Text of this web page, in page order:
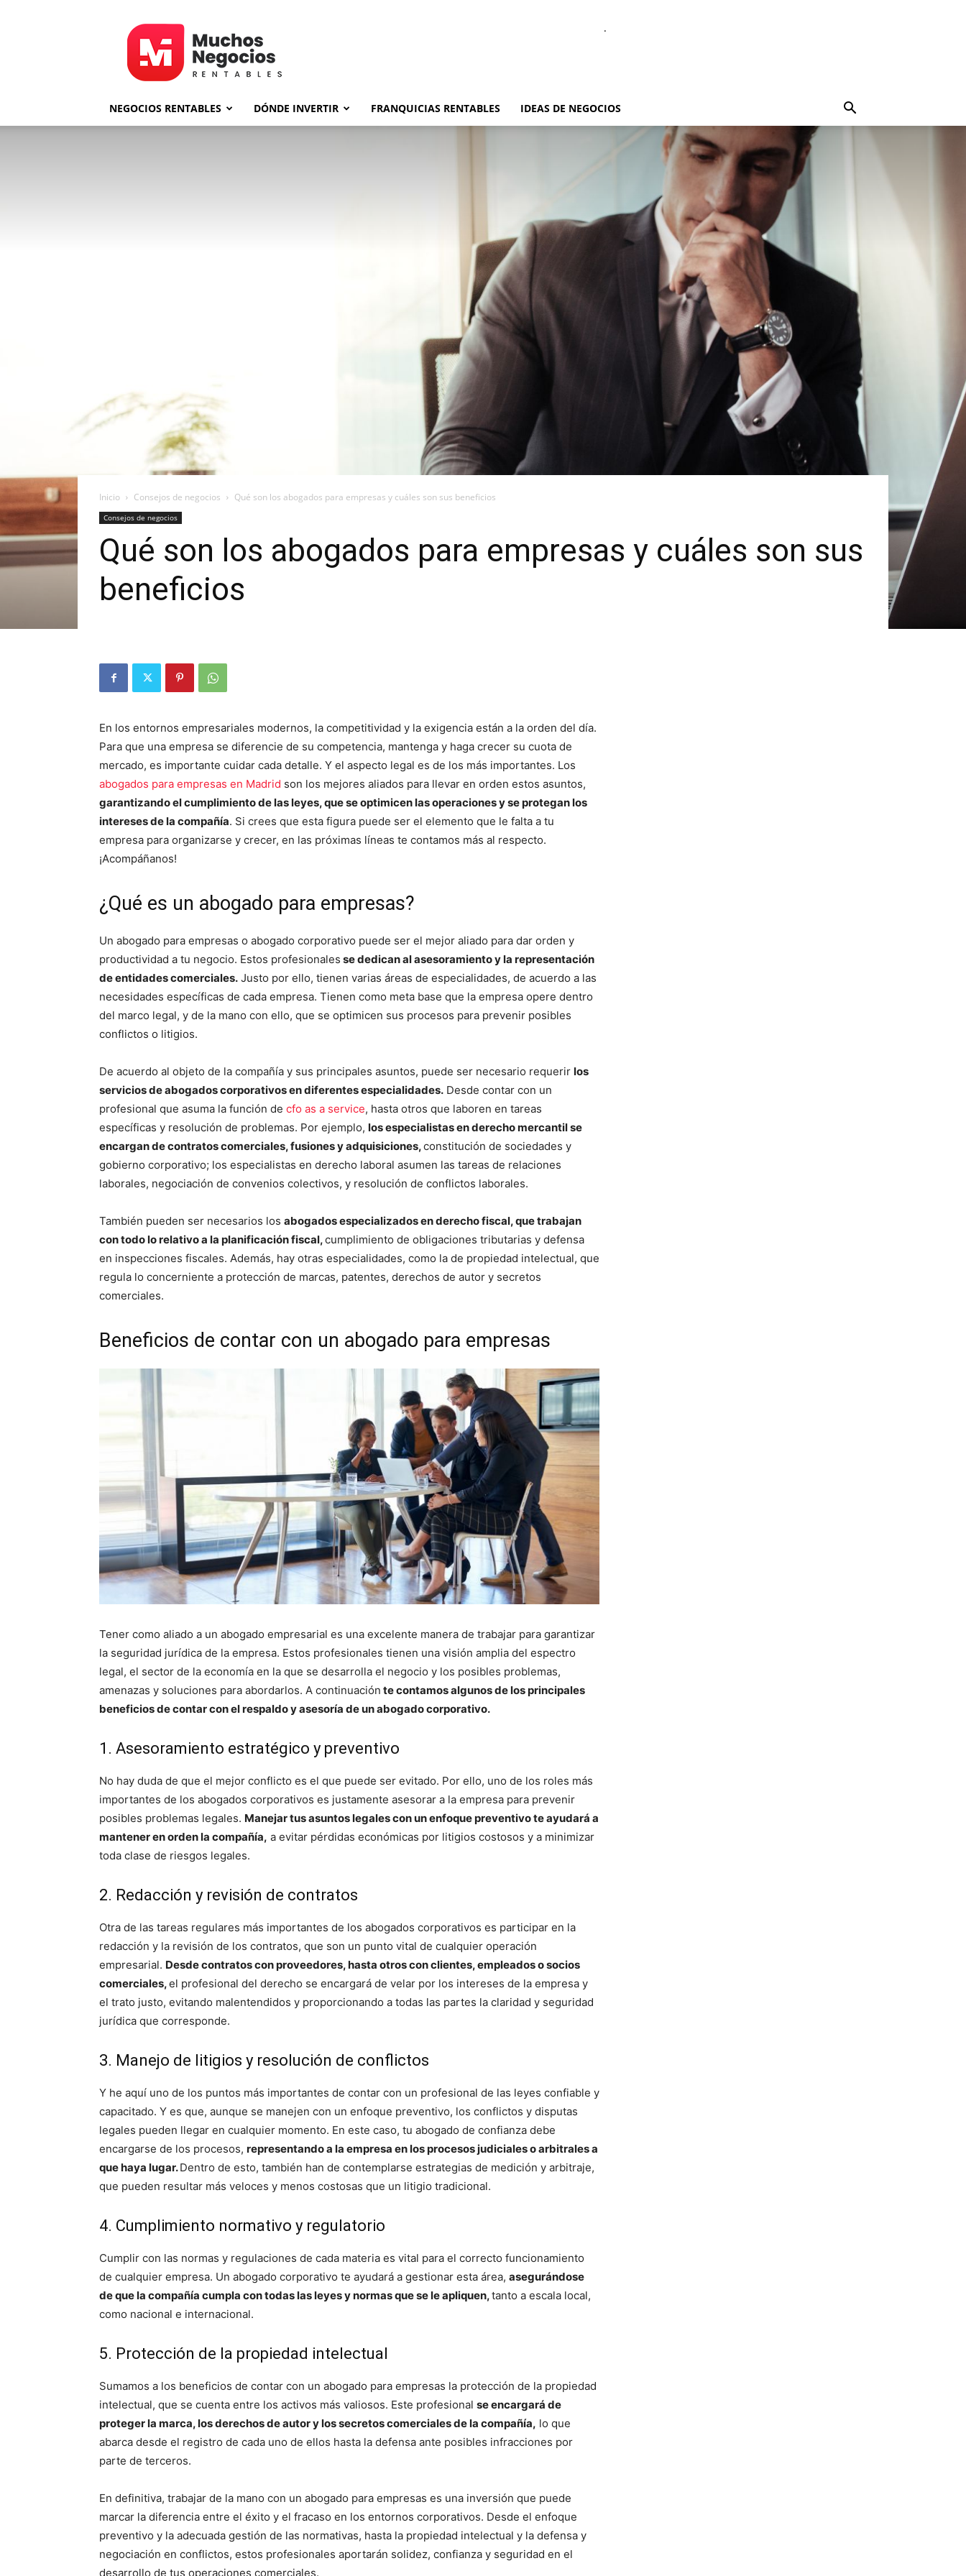
.
NEGOCIOS RENTABLES DÓNDE INVERTIR FRANQUICIAS RENTABLES IDEAS DE NEGOCIOS
Inicio Consejos de negocios Qué son los abogados para empresas y cuáles son sus beneficios
Consejos de negocios
Qué son los abogados para empresas y cuáles son sus
beneficios
En los entornos empresariales modernos, la competitividad y la exigencia están a la orden del día.
Para que una empresa se diferencie de su competencia, mantenga y haga crecer su cuota de
mercado, es importante cuidar cada detalle. Y el aspecto legal es de los más importantes. Los
abogados para empresas en Madrid son los mejores aliados para llevar en orden estos asuntos,
garantizando el cumplimiento de las leyes, que se optimicen las operaciones y se protegan los
intereses de la compañía. Si crees que esta figura puede ser el elemento que le falta a tu
empresa para organizarse y crecer, en las próximas líneas te contamos más al respecto.
¡Acompáñanos!
¿Qué es un abogado para empresas?
Un abogado para empresas o abogado corporativo puede ser el mejor aliado para dar orden y
productividad a tu negocio. Estos profesionales se dedican al asesoramiento y la representación
de entidades comerciales. Justo por ello, tienen varias áreas de especialidades, de acuerdo a las
necesidades específicas de cada empresa. Tienen como meta base que la empresa opere dentro
del marco legal, y de la mano con ello, que se optimicen sus procesos para prevenir posibles
conflictos o litigios.
De acuerdo al objeto de la compañía y sus principales asuntos, puede ser necesario requerir los
servicios de abogados corporativos en diferentes especialidades. Desde contar con un
profesional que asuma la función de cfo as a service, hasta otros que laboren en tareas
específicas y resolución de problemas. Por ejemplo, los especialistas en derecho mercantil se
encargan de contratos comerciales, fusiones y adquisiciones,constitución de sociedades y
gobierno corporativo; los especialistas en derecho laboral asumen las tareas de relaciones
laborales, negociación de convenios colectivos, y resolución de conflictos laborales.
También pueden ser necesarios los abogados especializados en derecho fiscal, que trabajan
con todo lo relativo a la planificación fiscal,cumplimiento de obligaciones tributarias y defensa
en inspecciones fiscales. Además, hay otras especialidades, como la de propiedad intelectual, que
regula lo concerniente a protección de marcas, patentes, derechos de autor y secretos
comerciales.
Beneficios de contar con un abogado para empresas
Tener como aliado a un abogado empresarial es una excelente manera de trabajar para garantizar
la seguridad jurídica de la empresa. Estos profesionales tienen una visión amplia del espectro
legal, el sector de la economía en la que se desarrolla el negocio y los posibles problemas,
amenazas y soluciones para abordarlos. A continuación te contamos algunos de los principales
beneficios de contar con el respaldo y asesoría de un abogado corporativo.
1. Asesoramiento estratégico y preventivo
No hay duda de que el mejor conflicto es el que puede ser evitado. Por ello, uno de los roles más
importantes de los abogados corporativos es justamente asesorar a la empresa para prevenir
posibles problemas legales. Manejar tus asuntos legales con un enfoque preventivo te ayudará a
mantener en orden la compañía, a evitar pérdidas económicas por litigios costosos y a minimizar
toda clase de riesgos legales.
2. Redacción y revisión de contratos
Otra de las tareas regulares más importantes de los abogados corporativos es participar en la
redacción y la revisión de los contratos, que son un punto vital de cualquier operación
empresarial. Desde contratos con proveedores, hasta otros con clientes, empleados o socios
comerciales,el profesional del derecho se encargará de velar por los intereses de la empresa y
el trato justo, evitando malentendidos y proporcionando a todas las partes la claridad y seguridad
jurídica que corresponde.
3. Manejo de litigios y resolución de conflictos
Y he aquí uno de los puntos más importantes de contar con un profesional de las leyes confiable y
capacitado. Y es que, aunque se manejen con un enfoque preventivo, los conflictos y disputas
legales pueden llegar en cualquier momento. En este caso, tu abogado de confianza debe
encargarse de los procesos, representando a la empresa en los procesos judiciales o arbitrales a
que haya lugar.Dentro de esto, también han de contemplarse estrategias de medición y arbitraje,
que pueden resultar más veloces y menos costosas que un litigio tradicional.
4. Cumplimiento normativo y regulatorio
Cumplir con las normas y regulaciones de cada materia es vital para el correcto funcionamiento
de cualquier empresa. Un abogado corporativo te ayudará a gestionar esta área, asegurándose
de que la compañía cumpla con todas las leyes y normas que se le apliquen,tanto a escala local,
como nacional e internacional.
5. Protección de la propiedad intelectual
Sumamos a los beneficios de contar con un abogado para empresas la protección de la propiedad
intelectual, que se cuenta entre los activos más valiosos. Este profesional se encargará de
proteger la marca, los derechos de autor y los secretos comerciales de la compañía, lo que
abarca desde el registro de cada uno de ellos hasta la defensa ante posibles infracciones por
parte de terceros.
En definitiva, trabajar de la mano con un abogado para empresas es una inversión que puede
marcar la diferencia entre el éxito y el fracaso en los entornos corporativos. Desde el enfoque
preventivo y la adecuada gestión de las normativas, hasta la propiedad intelectual y la defensa y
negociación en conflictos, estos profesionales aportarán solidez, confianza y seguridad en el
desarrollo de tus operaciones comerciales.